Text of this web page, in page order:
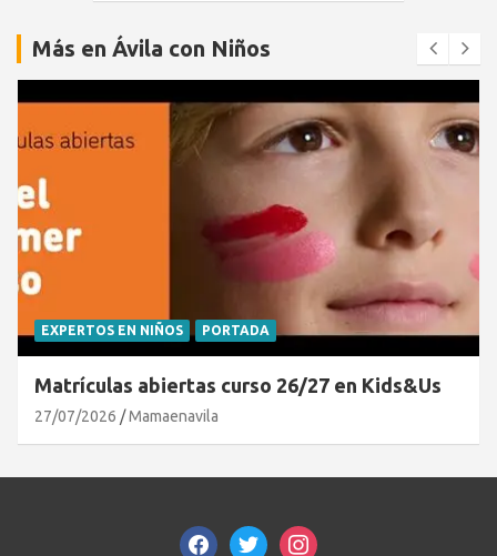
Más en Ávila con Niños
EXPERTOS EN NIÑOS PORTADA
Matrículas abiertas curso 26/27 en Kids&Us
27/07/2026 Mamaenavila
facebooktwitterinstagram